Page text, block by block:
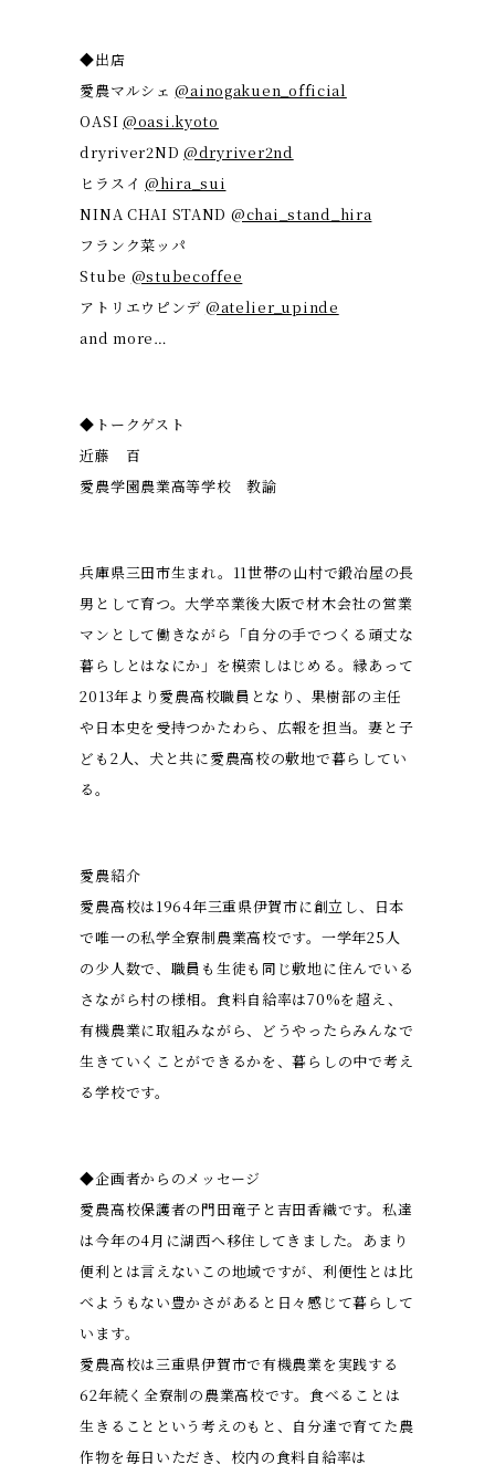
◆出店
愛農マルシェ@ainogakuen_official
OASI @oasi.kyoto
dryriver2ND@dryriver2nd
ヒラスイ @hira_sui
NINA CHAI STAND @chai_stand_hira
フランク菜ッパ
Stube @stubecoffee
アトリエウピンデ @atelier_upinde
and more…
◆トークゲスト
近藤 百
愛農学園農業高等学校 教諭
兵庫県三田市生まれ。11世帯の山村で鍛冶屋の長
男として育つ。大学卒業後大阪で材木会社の営業
マンとして働きながら「自分の手でつくる頑丈な
暮らしとはなにか」を模索しはじめる。縁あって
2013年より愛農高校職員となり、果樹部の主任
や日本史を受持つかたわら、広報を担当。妻と子
ども2人、犬と共に愛農高校の敷地で暮らしてい
る。
愛農紹介
愛農高校は1964年三重県伊賀市に創立し、日本
で唯一の私学全寮制農業高校です。一学年25人
の少人数で、職員も生徒も同じ敷地に住んでいる
さながら村の様相。食料自給率は70%を超え、
有機農業に取組みながら、どうやったらみんなで
生きていくことができるかを、暮らしの中で考え
る学校です。
◆企画者からのメッセージ
愛農高校保護者の門田竜子と吉田香織です。私達
は今年の4月に湖西へ移住してきました。あまり
便利とは言えないこの地域ですが、利便性とは比
べようもない豊かさがあると日々感じて暮らして
います。
愛農高校は三重県伊賀市で有機農業を実践する
62年続く全寮制の農業高校です。食べることは
生きることという考えのもと、自分達で育てた農
作物を毎日いただき、校内の食料自給率は